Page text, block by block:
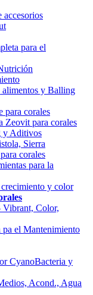
accesorios
para el
y Balling
para corales
Zeovit para corales
y Aditivos
Sierra
corales
para la
y color
Vibrant, Color,
pa el Mantenimiento
CyanoBacteria y
Acond., Agua